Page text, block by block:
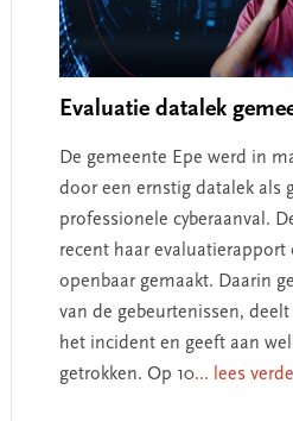
Evaluatie datalek
De gemeente Epe werd in
door een ernstig datalek als
professionele cyberaanval.
recent haar evaluatierapport
openbaar gemaakt. Daarin
van de gebeurtenissen,
het incident en geeft aan
getrokken. Op 10... lees